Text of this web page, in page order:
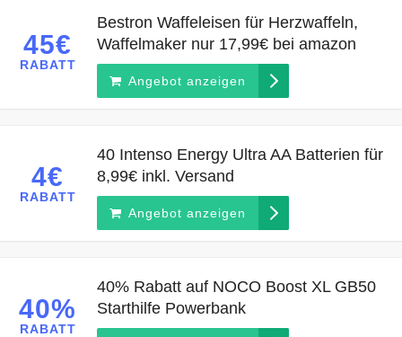
45€
RABATT
Bestron Waffeleisen für Herzwaffeln,
Waffelmaker nur 17,99€ bei amazon
Angebot anzeigen
4€
RABATT
40 Intenso Energy Ultra AA Batterien für
8,99€ inkl. Versand
Angebot anzeigen
40%
RABATT
40% Rabatt auf NOCO Boost XL GB50
Starthilfe Powerbank